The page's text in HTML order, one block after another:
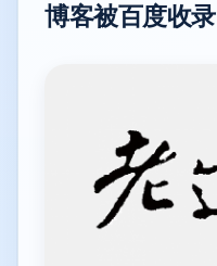
博客被百度收录